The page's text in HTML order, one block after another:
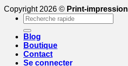
Copyright 2026 © Print-impression
Recherche
pour :
Blog
Boutique
Contact
Se connecter